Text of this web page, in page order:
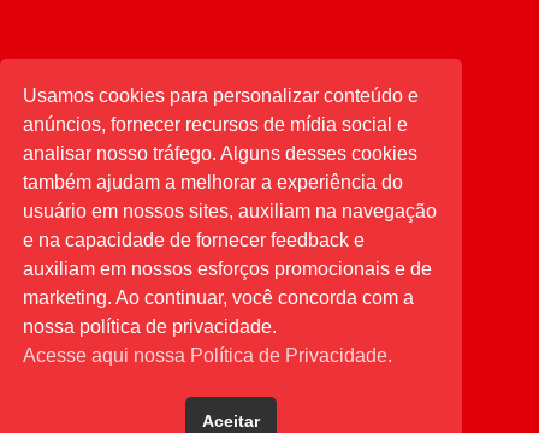
CATEGORIAS
CATEGORIAS
PESQUISAR
Buscar
por:
Usamos cookies para personalizar conteúdo e
anúncios, fornecer recursos de mídia social e
analisar nosso tráfego. Alguns desses cookies
também ajudam a melhorar a experiência do
usuário em nossos sites, auxiliam na navegação
e na capacidade de fornecer feedback e
auxiliam em nossos esforços promocionais e de
marketing. Ao continuar, você concorda com a
nossa política de privacidade.
Acesse aqui nossa Política de Privacidade.
Aceitar